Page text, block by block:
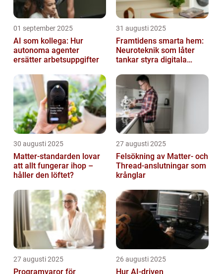
01 september 2025
AI som kollega: Hur
autonoma agenter
ersätter arbetsuppgifter
31 augusti 2025
Framtidens smarta hem:
Neuroteknik som låter
tankar styra digitala
30 augusti 2025
Matter-standarden lovar
att allt fungerar ihop –
håller den löftet?
27 augusti 2025
Felsökning av Matter‑ och
Thread‑anslutningar som
krånglar
27 augusti 2025
Programvaror för
26 augusti 2025
Hur AI‑driven